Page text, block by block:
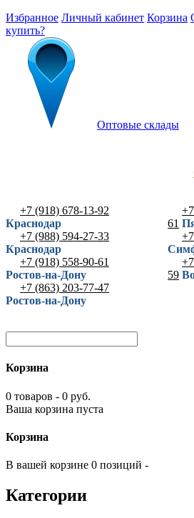
Избранное Личный кабинет Корзина
купить?
Оптовые склады
+7 (918) 678-13-92
Краснодар
+7 (988) 594-27-33
Краснодар
+7 (918) 558-90-61
Ростов-на-Дону
+7 (863) 203-77-47
Ростов-на-Дону
61
59
Корзина
0 товаров - 0 руб.
Ваша корзина пуста
Корзина
В вашей корзине 0 позиций -
Категории